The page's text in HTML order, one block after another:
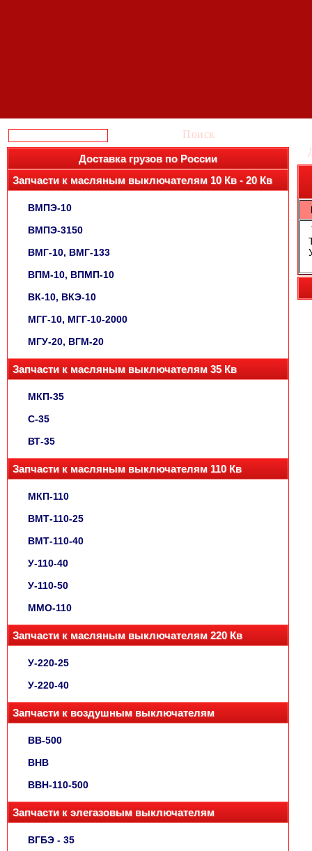
Поиск
Доставка грузов по России
Запчасти к масляным выключателям 10 Кв - 20 Кв
ВМПЭ-10
ВМПЭ-3150
ВМГ-10, ВМГ-133
ВПМ-10, ВПМП-10
ВК-10, ВКЭ-10
МГГ-10, МГГ-10-2000
МГУ-20, ВГМ-20
Запчасти к масляным выключателям 35 Кв
МКП-35
С-35
ВТ-35
Запчасти к масляным выключателям 110 Кв
МКП-110
ВМТ-110-25
ВМТ-110-40
У-110-40
У-110-50
ММО-110
Запчасти к масляным выключателям 220 Кв
У-220-25
У-220-40
Запчасти к воздушным выключателям
ВВ-500
ВНВ
ВВН-110-500
Запчасти к элегазовым выключателям
ВГБЭ - 35